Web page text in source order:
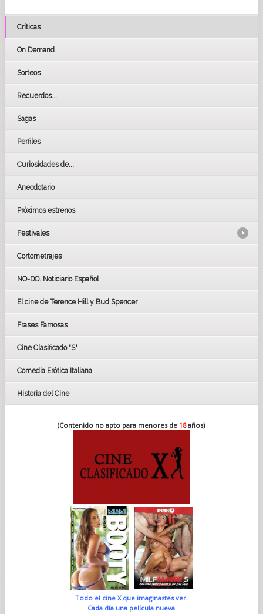
Críticas
On Demand
Sorteos
Recuerdos...
Sagas
Perfiles
Curiosidades de...
Anecdotario
Próximos estrenos
Festivales
LOS OSCARS
GOYAS
BAFTA
Cortometrajes
NO-DO. Noticiario Español
El cine de Terence Hill y Bud Spencer
Frases Famosas
Cine Clasificado "S"
Comedia Erótica Italiana
Historia del Cine
(Contenido no apto para menores de 18años)
Todo el cine X que imaginastes ver.
Cada día una película nueva